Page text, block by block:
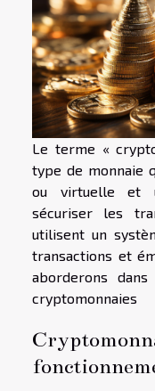
Le terme «
type de monnaie
ou virtuelle et
sécuriser les
utilisent un
transactions et
aborderons
cryptomonnaies